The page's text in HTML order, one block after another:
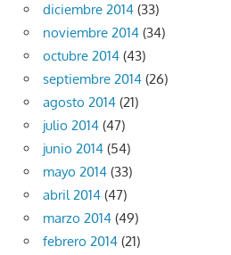
diciembre 2014 (33)
noviembre 2014 (34)
octubre 2014 (43)
septiembre 2014 (26)
agosto 2014 (21)
julio 2014 (47)
junio 2014 (54)
mayo 2014 (33)
abril 2014 (47)
marzo 2014 (49)
febrero 2014 (21)